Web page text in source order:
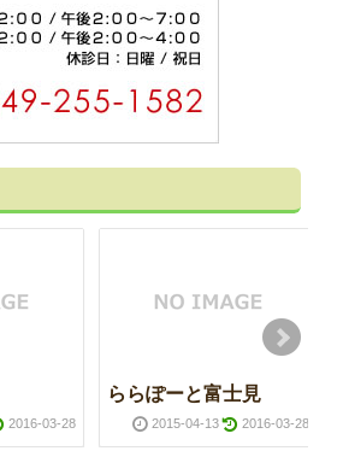
2016-03-28
ららぽーと富士見
2015-04-13 2016-03-28